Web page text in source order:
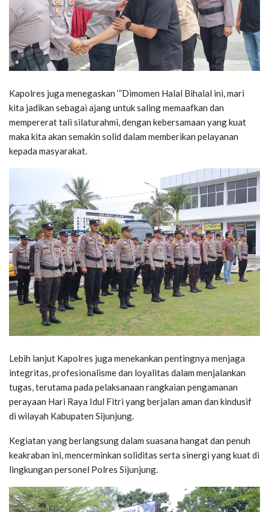
Kapolres juga menegaskan ‘”Dimomen Halal Bihalal ini, mari
kita jadikan sebagai ajang untuk saling memaafkan dan
mempererat tali silaturahmi, dengan kebersamaan yang kuat
maka kita akan semakin solid dalam memberikan pelayanan
kepada masyarakat.
Lebih lanjut Kapolres juga menekankan pentingnya menjaga
integritas, profesionalisme dan loyalitas dalam menjalankan
tugas, terutama pada pelaksanaan rangkaian pengamanan
perayaan Hari Raya Idul Fitri yang berjalan aman dan kindusif
di wilayah Kabupaten Sijunjung.
Kegiatan yang berlangsung dalam suasana hangat dan penuh
keakraban ini, mencerminkan soliditas serta sinergi yang kuat di
lingkungan personel Polres Sijunjung.